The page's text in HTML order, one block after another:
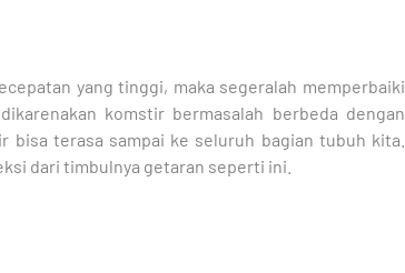
yang tinggi, maka segeralah memperbaiki
komstir bermasalah berbeda dengan
bisa terasa sampai ke seluruh bagian tubuh kita.
dari timbulnya getaran seperti ini.